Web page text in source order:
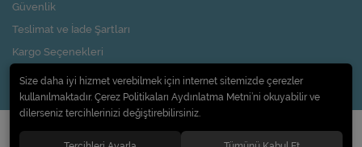
Güvenlik
Teslimat ve İade Şartları
Kargo Seçenekleri
Nasıl Kupon Kazanırım?
© 2020Pi Design İç ve Dış Ticaret Limited Şirketi. Tüm hakları saklıdır.
Size daha iyi hizmet verebilmek için internet sitemizde çerezler
kullanılmaktadır. Çerez Politikaları Aydınlatma Metni’ni okuyabilir ve
dilerseniz tercihlerinizi değiştirebilirsiniz.